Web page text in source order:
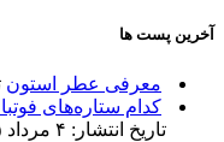
آخرین پست ها
معرفی عطر استون
کدام ستاره‌های
تاریخ انتشار: ۴ مرداد ۱۴۰۵